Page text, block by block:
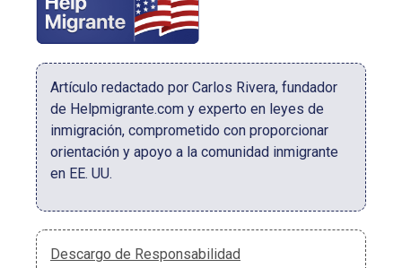
Artículo redactado por Carlos Rivera, fundador
de Helpmigrante.com y experto en leyes de
inmigración, comprometido con proporcionar
orientación y apoyo a la comunidad inmigrante
en EE. UU.
Descargo de Responsabilidad